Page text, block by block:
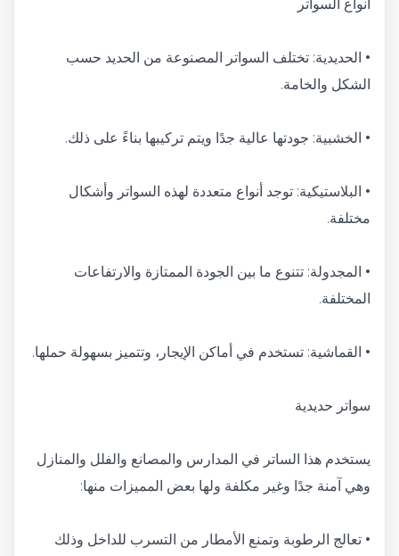
انواع السواتر
• الحديدية: تختلف السواتر المصنوعة من الحديد حسب
الشكل والخامة.
• الخشبية: جودتها عالية جدًا ويتم تركيبها بناءً على ذلك.
• البلاستيكية: توجد أنواع متعددة لهذه السواتر وأشكال
مختلفة.
• المجدولة: تتنوع ما بين الجودة الممتازة والارتفاعات
المختلفة.
• القماشية: تستخدم في أماكن الإيجار، وتتميز بسهولة حملها.
سواتر حديدية
يستخدم هذا الساتر في المدارس والمصانع والفلل والمنازل
وهي آمنة جدًا وغير مكلفة ولها بعض المميزات منها:
• تعالج الرطوبة وتمنع الأمطار من التسرب للداخل وذلك